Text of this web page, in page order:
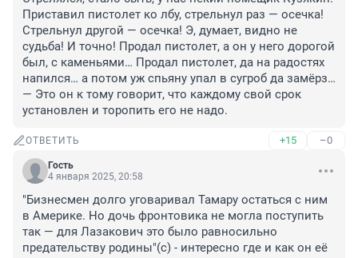
Приставил пистолет ко лбу, стрельнул раз — осечка!
Стрельнул другой — осечка! Э, думает, видно не
судьба! И точно! Продал пистолет, а он у него дорогой
был, с каменьями… Продал пистолет, да на радостях
напился… а потом уж спьяну упал в сугроб да замёрз…
— Это он к тому говорит, что каждому свой срок
установлен и торопить его не надо.
ОТВЕТИТЬ +15 –0
Гость
4 января 2025, 20:58
"Бизнесмен долго уговаривал Тамару остаться с ним
в Америке. Но дочь фронтовика не могла поступить
так — для Лазакович это было равносильно
предательству родины"(с) - интересно где и как он её